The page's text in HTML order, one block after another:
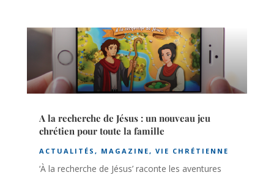
A la recherche de Jésus : un nouveau jeu
chrétien pour toute la famille
ACTUALITÉS , MAGAZINE, VIE CHRÉTIENNE
‘À la recherche de Jésus’ raconte les aventures